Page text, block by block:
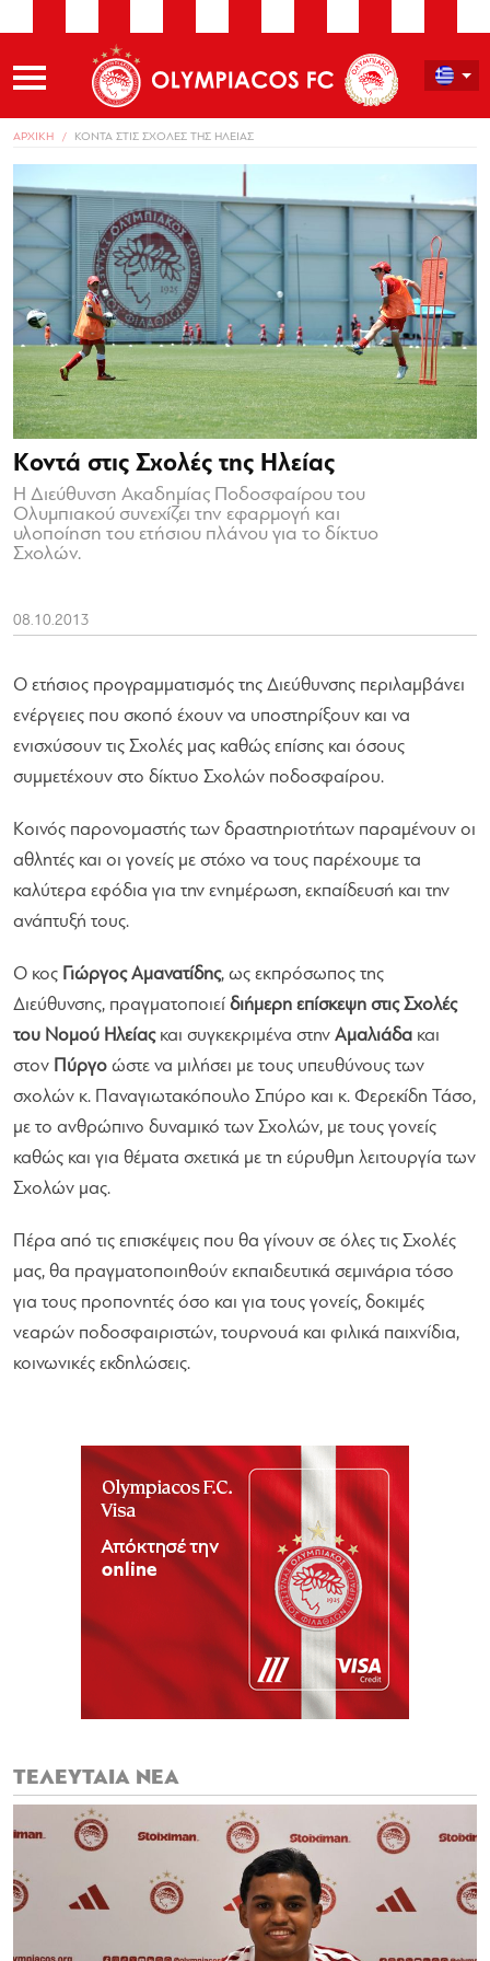
ΑΡΧΙΚΗ ΚΟΝΤΑ ΣΤΙΣ ΣΧΟΛΕΣ ΤΗΣ ΗΛΕΙΑΣ
Κοντά στις Σχολές της Ηλείας
Η Διεύθυνση Ακαδημίας Ποδοσφαίρου του
Ολυμπιακού συνεχίζει την εφαρμογή και
υλοποίηση του ετήσιου πλάνου για το δίκτυο
Σχολών.
08.10.2013
Ο ετήσιος προγραμματισμός της Διεύθυνσης περιλαμβάνει
ενέργειες που σκοπό έχουν να υποστηρίξουν και να
ενισχύσουν τις Σχολές μας καθώς επίσης και όσους
συμμετέχουν στο δίκτυο Σχολών ποδοσφαίρου.
Κοινός παρονομαστής των δραστηριοτήτων παραμένουν οι
αθλητές και οι γονείς με στόχο να τους παρέχουμε τα
καλύτερα εφόδια για την ενημέρωση, εκπαίδευσή και την
ανάπτυξή τους.
Ο κος Γιώργος Αμανατίδης, ως εκπρόσωπος της
Διεύθυνσης, πραγματοποιεί διήμερη επίσκεψη στις Σχολές
του Νομού Ηλείαςκαι συγκεκριμένα στην Αμαλιάδα και
στον
Πύργο ώστε να μιλήσει με τους υπευθύνους των
σχολών κ. Παναγιωτακόπουλο Σπύρο και κ. Φερεκίδη Τάσο,
με το ανθρώπινο δυναμικό των Σχολών, με τους γονείς
καθώς και για θέματα σχετικά με τη εύρυθμη λειτουργία των
Σχολών μας.
Πέρα από τις επισκέψεις που θα γίνουν σε όλες τις Σχολές
μας, θα πραγματοποιηθούν εκπαιδευτικά σεμινάρια τόσο
για τους προπονητές όσο και για τους γονείς, δοκιμές
νεαρών ποδοσφαιριστών, τουρνουά και φιλικά παιχνίδια,
κοινωνικές εκδηλώσεις.
ΤΕΛΕΥΤΑΙΑ ΝΕΑ